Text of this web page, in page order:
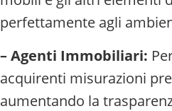
perfettamente agli
– Agenti Immobiliari:
acquirenti misurazioni
aumentando la